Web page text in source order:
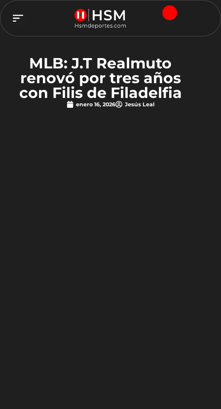
MLB: J.T Realmuto
renovó por tres años
con Filis de Filadelfia
enero 16, 2026 Jesús Leal